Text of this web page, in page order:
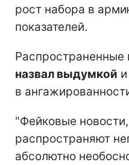
рост набора в
показателей.
назвал выдумкой
в
"Фейковые новости,
распространяют
абсолютно